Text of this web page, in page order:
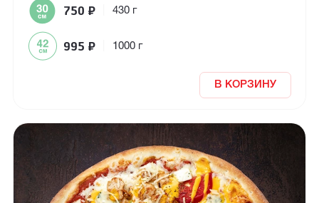
750 ₽ 430 г
995 ₽ 1000 г
В КОРЗИНУ